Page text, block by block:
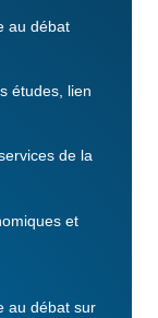
au débat
études, lien
de la
et
au débat sur